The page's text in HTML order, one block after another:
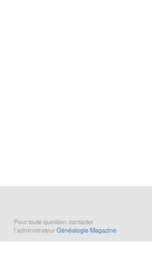
Pour toute question, contacter
l’administrateurGénéalogie Magazine.